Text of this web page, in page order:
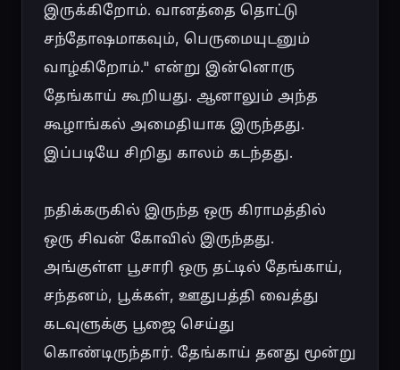
இருக்கிறோம். வானத்தை தொட்டு
சந்தோஷமாகவும், பெருமையுடனும்
வாழ்கிறோம்." என்று இன்னொரு
தேங்காய் கூறியது. ஆனாலும் அந்த
கூழாங்கல் அமைதியாக இருந்தது.
இப்படியே சிறிது காலம் கடந்தது.
நதிக்கருகில் இருந்த ஒரு கிராமத்தில்
ஒரு சிவன் கோவில் இருந்தது.
அங்குள்ள பூசாரி ஒரு தட்டில் தேங்காய்,
சந்தனம், பூக்கள், ஊதுபத்தி வைத்து
கடவுளுக்கு பூஜை செய்து
கொண்டிருந்தார். தேங்காய் தனது மூன்று